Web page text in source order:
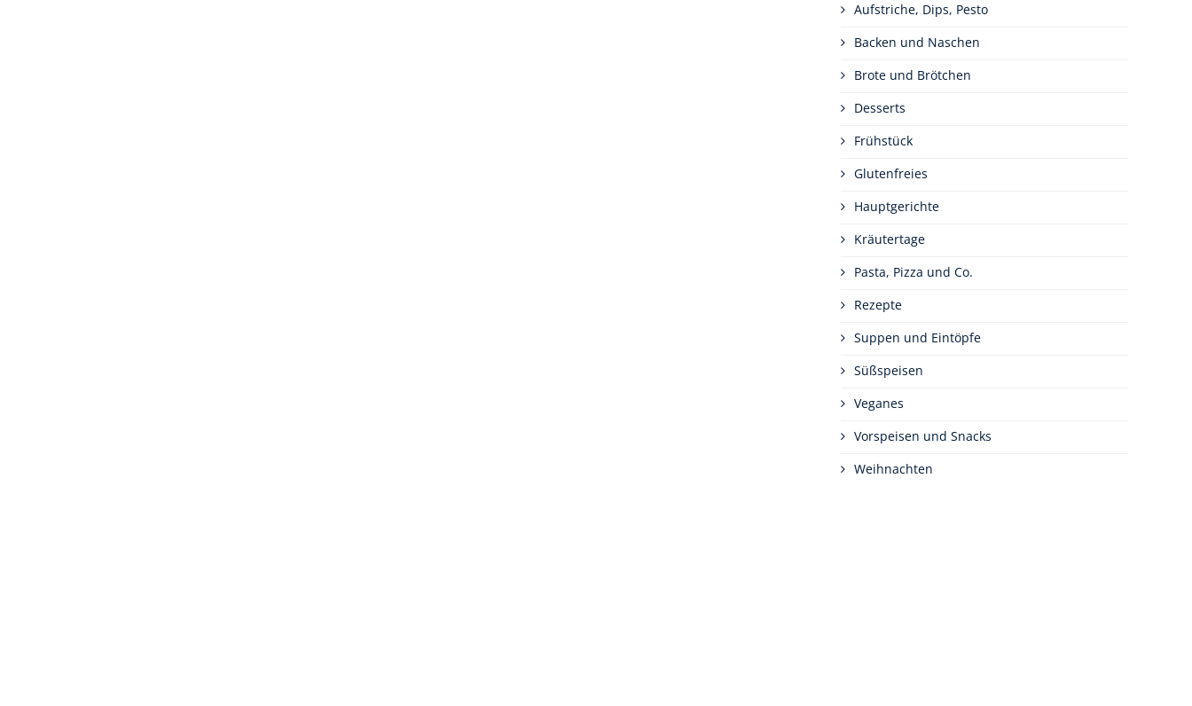
Aufstriche, Dips, Pesto
Backen und Naschen
Brote und Brötchen
Desserts
Frühstück
Glutenfreies
Hauptgerichte
Kräutertage
Pasta, Pizza und Co.
Rezepte
Suppen und Eintöpfe
Süßspeisen
Veganes
Vorspeisen und Snacks
Weihnachten